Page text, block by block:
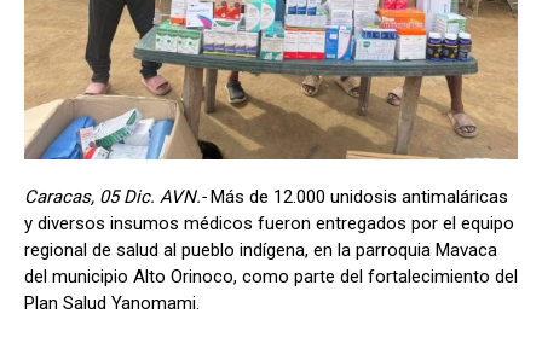
Caracas, 05 Dic. AVN.-Más de 12.000 unidosis antimaláricas
y diversos insumos médicos fueron entregados por el equipo
regional de salud al pueblo indígena, en la parroquia Mavaca
del municipio Alto Orinoco, como parte del fortalecimiento del
Plan Salud Yanomami.